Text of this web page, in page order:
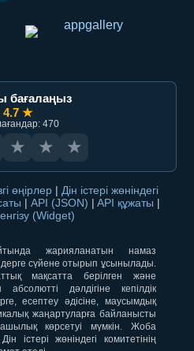
бағалаңыз
4.7 ★
470
★ ★ ★
өңірлер | Дін істері жөніндегі
| API (JSON) | API құжаты |
(Widget)
жарияланатын намаз
сүйене отырып ұсынылады.
мақсатта берілген және
дәлдігіне кепілдік
есептеу әдісіне, маусымдық
жаңартуларға байланысты
көрсетуі мүмкін. Жоба
істері жөніндегі комитетінің